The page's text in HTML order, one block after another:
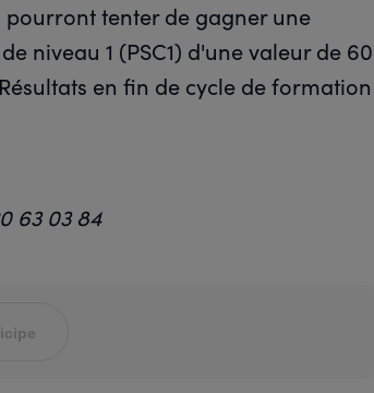
pourront tenter de gagner une
niveau 1 (PSC1) d'une valeur de 60
en fin de cycle de formation
63 03 84